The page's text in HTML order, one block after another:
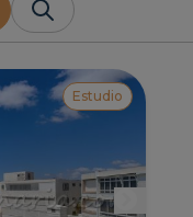
Estudio